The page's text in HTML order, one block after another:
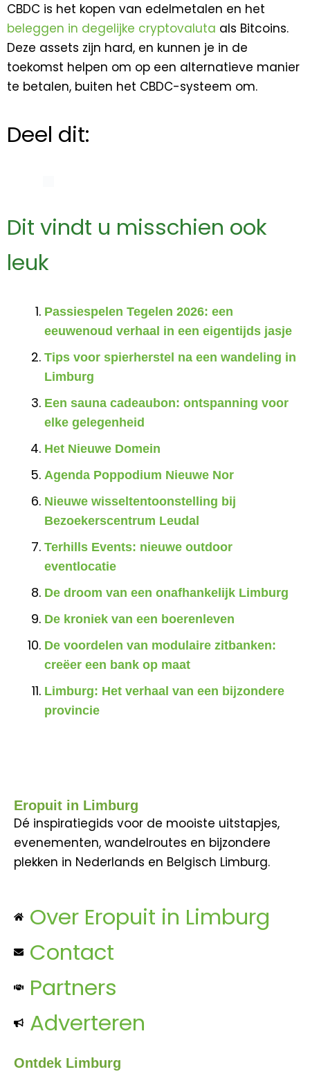
CBDC is het kopen van edelmetalen en het
beleggen in degelijke cryptovaluta als Bitcoins.
Deze assets zijn hard, en kunnen je in de
toekomst helpen om op een alternatieve manier
te betalen, buiten het CBDC-systeem om.
Deel dit:
Dit vindt u misschien ook
leuk
Passiespelen Tegelen 2026: een
eeuwenoud verhaal in een eigentijds jasje
Tips voor spierherstel na een wandeling in
Limburg
Een sauna cadeaubon: ontspanning voor
elke gelegenheid
Het Nieuwe Domein
Agenda Poppodium Nieuwe Nor
Nieuwe wisseltentoonstelling bij
Bezoekerscentrum Leudal
Terhills Events: nieuwe outdoor
eventlocatie
De droom van een onafhankelijk Limburg
De kroniek van een boerenleven
De voordelen van modulaire zitbanken:
creëer een bank op maat
Limburg: Het verhaal van een bijzondere
provincie
Eropuit in Limburg
Dé inspiratiegids voor de mooiste uitstapjes,
evenementen, wandelroutes en bijzondere
plekken in Nederlands en Belgisch Limburg.
Over Eropuit in Limburg
Contact
Partners
Adverteren
Ontdek Limburg